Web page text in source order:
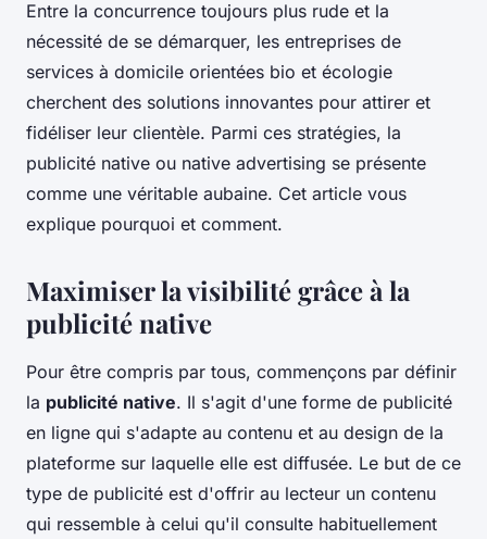
Entre la concurrence toujours plus rude et la
nécessité de se démarquer, les entreprises de
services à domicile orientées bio et écologie
cherchent des solutions innovantes pour attirer et
fidéliser leur clientèle. Parmi ces stratégies, la
publicité native ou native advertising se présente
comme une véritable aubaine. Cet article vous
explique pourquoi et comment.
Maximiser la visibilité grâce à la
publicité native
Pour être compris par tous, commençons par définir
la publicité native. Il s'agit d'une forme de publicité
en ligne qui s'adapte au contenu et au design de la
plateforme sur laquelle elle est diffusée. Le but de ce
type de publicité est d'offrir au lecteur un contenu
qui ressemble à celui qu'il consulte habituellement